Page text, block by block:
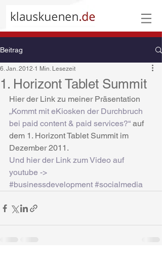
Beitrag
1. Horizont Tablet Summit
6. Jan. 2012 1 Min. Lesezeit
Hier der Link zu meiner Präsentation
„Kommt mit eKiosken der Durchbruch
bei paid content & paid services?“ auf
dem 1. Horizont Tablet Summit im
Dezember 2011.
Und hier der Link zum Video auf
youtube ->
#businessdevelopment #socialmedia